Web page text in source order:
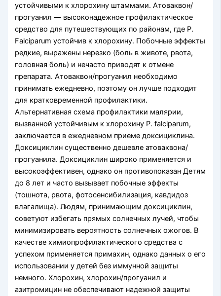
устойчивыми к хлорохину штаммами. Атоваквон/
прогуанил — высоконадежное профилактическое
средство для путешествующих по рай­онам, где P.
Falciparum устойчив к хлорохину. По­бочные эффекты
редкие, выражены нерезко (боль в животе, рвота,
головная боль) и нечасто приводят к отмене
препарата. Атоваквон/прогуанил необ­ходимо
принимать ежедневно, поэтому он лучше подходит
для кратковременной профилактики.
Альтернативная схема профилактики малярии,
вызванной устойчивым к хлорохину P. falciparum,
заключается в ежедневном приеме доксициклина.
Доксициклин существенно дешевле атоваквона/
прогуанила. Доксициклин широко применяется и
высокоэффективен, однако он противопоказан Детям
до 8 лет и часто вызывает побочные эффек­ты
(тошнота, рвота, фотосенсибилизация, кавдидоз
влагалища). Людям, принимающим доксициклин,
советуют избегать прямых солнечных лучей, что­бы
минимизировать вероятность солнечных ожо­гов. В
качестве химиопрофилактического средства с
успехом применяется примахин, однако данных о его
использовании у детей без иммунной защиты
немного. Хлорохин, хлорохин/прогуанил и
азитромицин не обеспечивают надежной защиты